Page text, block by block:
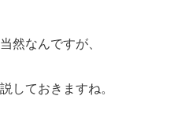
然なんですが、
しておきますね。